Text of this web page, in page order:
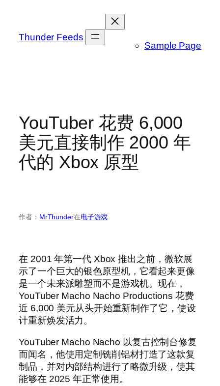
Thunder Feeds
Sample Page
YouTuber 花费 6,000
美元直接制作 2000 年
代的 Xbox 原型
作者： MrThunder在电子游戏
在 2001 年第一代 Xbox 推出之前，微软展
示了一个巨大的银色原型机，它看起来更像
是一个未来派雕塑而不是游戏机。现在，
YouTuber Macho Nacho Productions 花费
近 6,000 美元从头开始重新制作了它，使设
计重新焕发活力。
YouTuber Macho Nacho 以复古控制台修复
而闻名，他使用定制铣削铝材打造了这款复
制品，并对内部结构进行了略微升级，使其
能够在 2025 年正常使用。